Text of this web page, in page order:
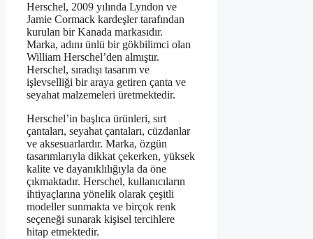
Herschel, 2009 yılında Lyndon ve
Jamie Cormack kardeşler tarafından
kurulan bir Kanada markasıdır.
Marka, adını ünlü bir gökbilimci olan
William Herschel’den almıştır.
Herschel, sıradışı tasarım ve
işlevselliği bir araya getiren çanta ve
seyahat malzemeleri üretmektedir.
Herschel’in başlıca ürünleri, sırt
çantaları, seyahat çantaları, cüzdanlar
ve aksesuarlardır. Marka, özgün
tasarımlarıyla dikkat çekerken, yüksek
kalite ve dayanıklılığıyla da öne
çıkmaktadır. Herschel, kullanıcıların
ihtiyaçlarına yönelik olarak çeşitli
modeller sunmakta ve birçok renk
seçeneği sunarak kişisel tercihlere
hitap etmektedir.